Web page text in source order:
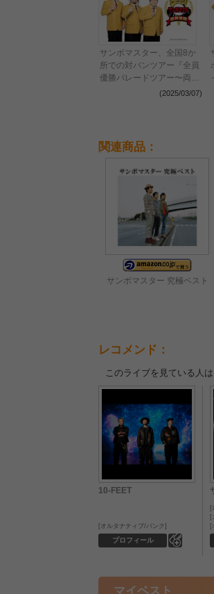
サンボマスター、全国8か
所での対バンツアー『全員
優勝パレードツアー〜両校
優勝〜』開催決定(2025/03/07)
関連商品：
サンボマスター 究極ベスト
レコメンド：
このライブを見ている人
10-FEET
プロフィール
オルタナティブ/パンク
マイベスト